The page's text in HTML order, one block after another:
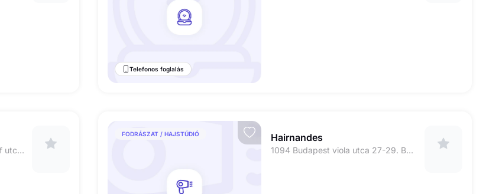
Telefonos foglalás
1122 Budapest Hajnóczy József utca 24.
FODRÁSZAT / HAJSTÚDIÓ Hairnandes
1094 Budapest viola utca 27-29. Bejárat a Balázs Béla utcáról